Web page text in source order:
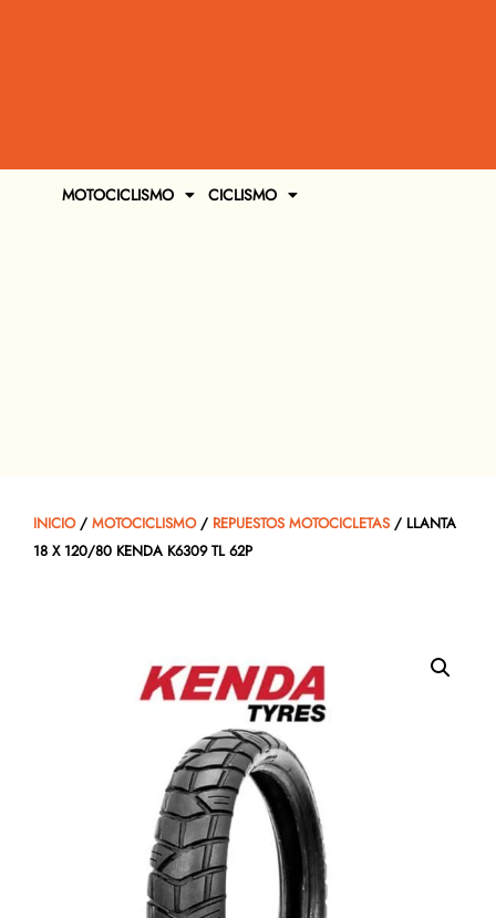
MOTOCICLISMO CICLISMO
INICIO/ MOTOCICLISMO/ REPUESTOS MOTOCICLETAS / LLANTA
18 X 120/80 KENDA K6309 TL 62P